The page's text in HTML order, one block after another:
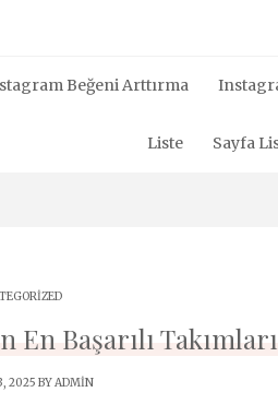
Beğeni Arttırma
Liste Sayfa
En Başarılı Takımları
2025 BYADMIN